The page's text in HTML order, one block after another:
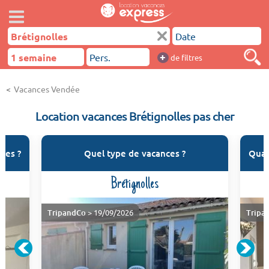
+ de filtres
Vacances Vendée
Location vacances Brétignolles pas cher
? Quel type de vacances ?
Brétignolles
TripandCo > 19/09/2026